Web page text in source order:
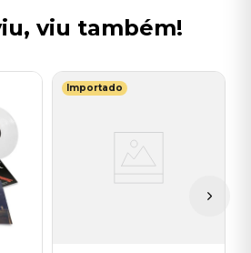
viu também!
Importado